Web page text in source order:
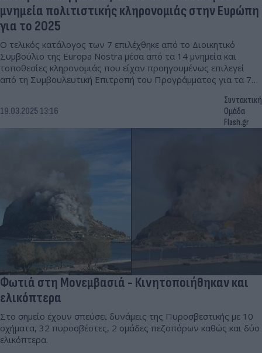
μνημεία πολιτιστικής κληρονομιάς στην Ευρώπη
για το 2025
Ο τελικός κατάλογος των 7 επιλέχθηκε από το Διοικητικό
Συμβούλιο της Europa Nostra μέσα από τα 14 μνημεία και
τοποθεσίες κληρονομιάς που είχαν προηγουμένως επιλεγεί
από τη Συμβουλευτική Επιτροπή του Προγράμματος για τα 7
19.03.2025 13:16
Συντακτική
Ομάδα
Flash.gr
Φωτιά στη Μονεμβασιά - Κινητοποιήθηκαν και
ελικόπτερα
Στο σημείο έχουν σπεύσει δυνάμεις της Πυροσβεστικής με 10
οχήματα, 32 πυροσβέστες, 2 ομάδες πεζοπόρων καθώς και δύο
ελικόπτερα.